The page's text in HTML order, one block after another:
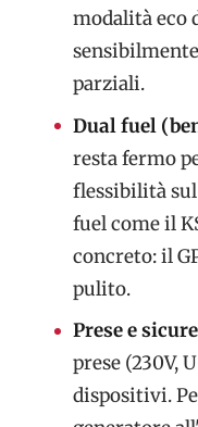
modalità eco
parziali.
Dual fuel
resta fermo
flessibilità
fuel come il
concreto: il
pulito.
Prese e
prese (230V,
dispositivi.